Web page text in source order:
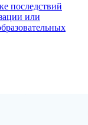
последствий
или